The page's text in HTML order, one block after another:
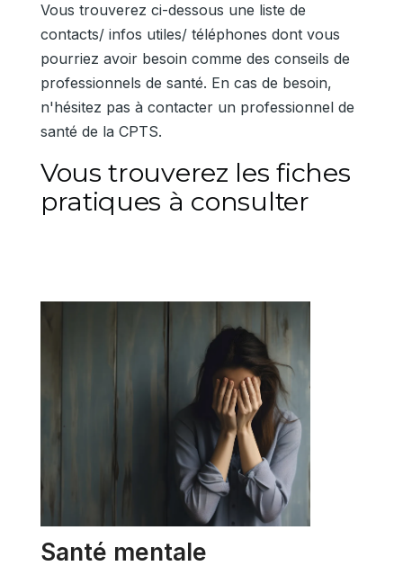
Vous trouverez ci-dessous une liste de
contacts/ infos utiles/ téléphones dont vous
pourriez avoir besoin comme des conseils de
professionnels de santé. En cas de besoin,
n'hésitez pas à contacter un professionnel de
santé de la CPTS.
Vous trouverez les fiches
pratiques à consulter
Santé mentale